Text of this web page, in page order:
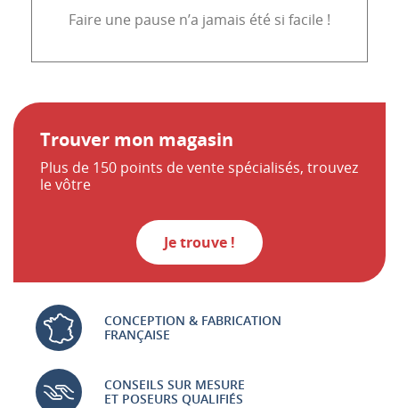
Faire une pause n’a jamais été si facile !
Trouver mon magasin
Plus de 150 points de vente spécialisés, trouvez
le vôtre
Je trouve !
CONCEPTION & FABRICATION
FRANÇAISE
CONSEILS SUR MESURE
ET POSEURS QUALIFIÉS